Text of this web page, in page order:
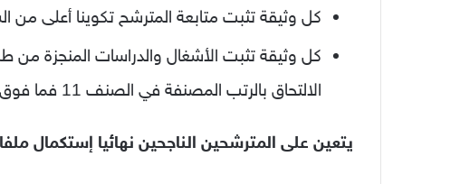
كل وثيقة تثبت متابعة المترشح تكوينا أعلى
كل وثيقة تثبت الأشغال والدراسات المنجزة
الالتحاق بالرتب المصنفة في الصنف 11 فما فوق
يتعين على المترشحين الناجحين نهائيا إستكمال